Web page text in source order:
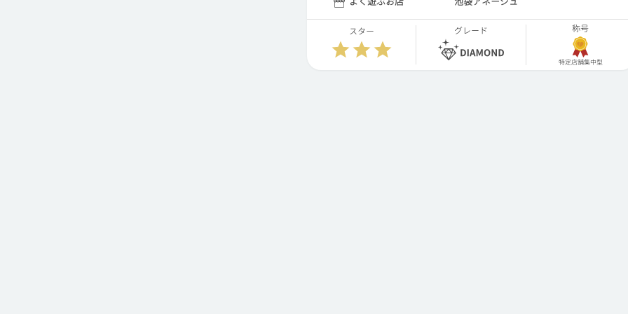
スター グレード 称号
特定店舗集中型